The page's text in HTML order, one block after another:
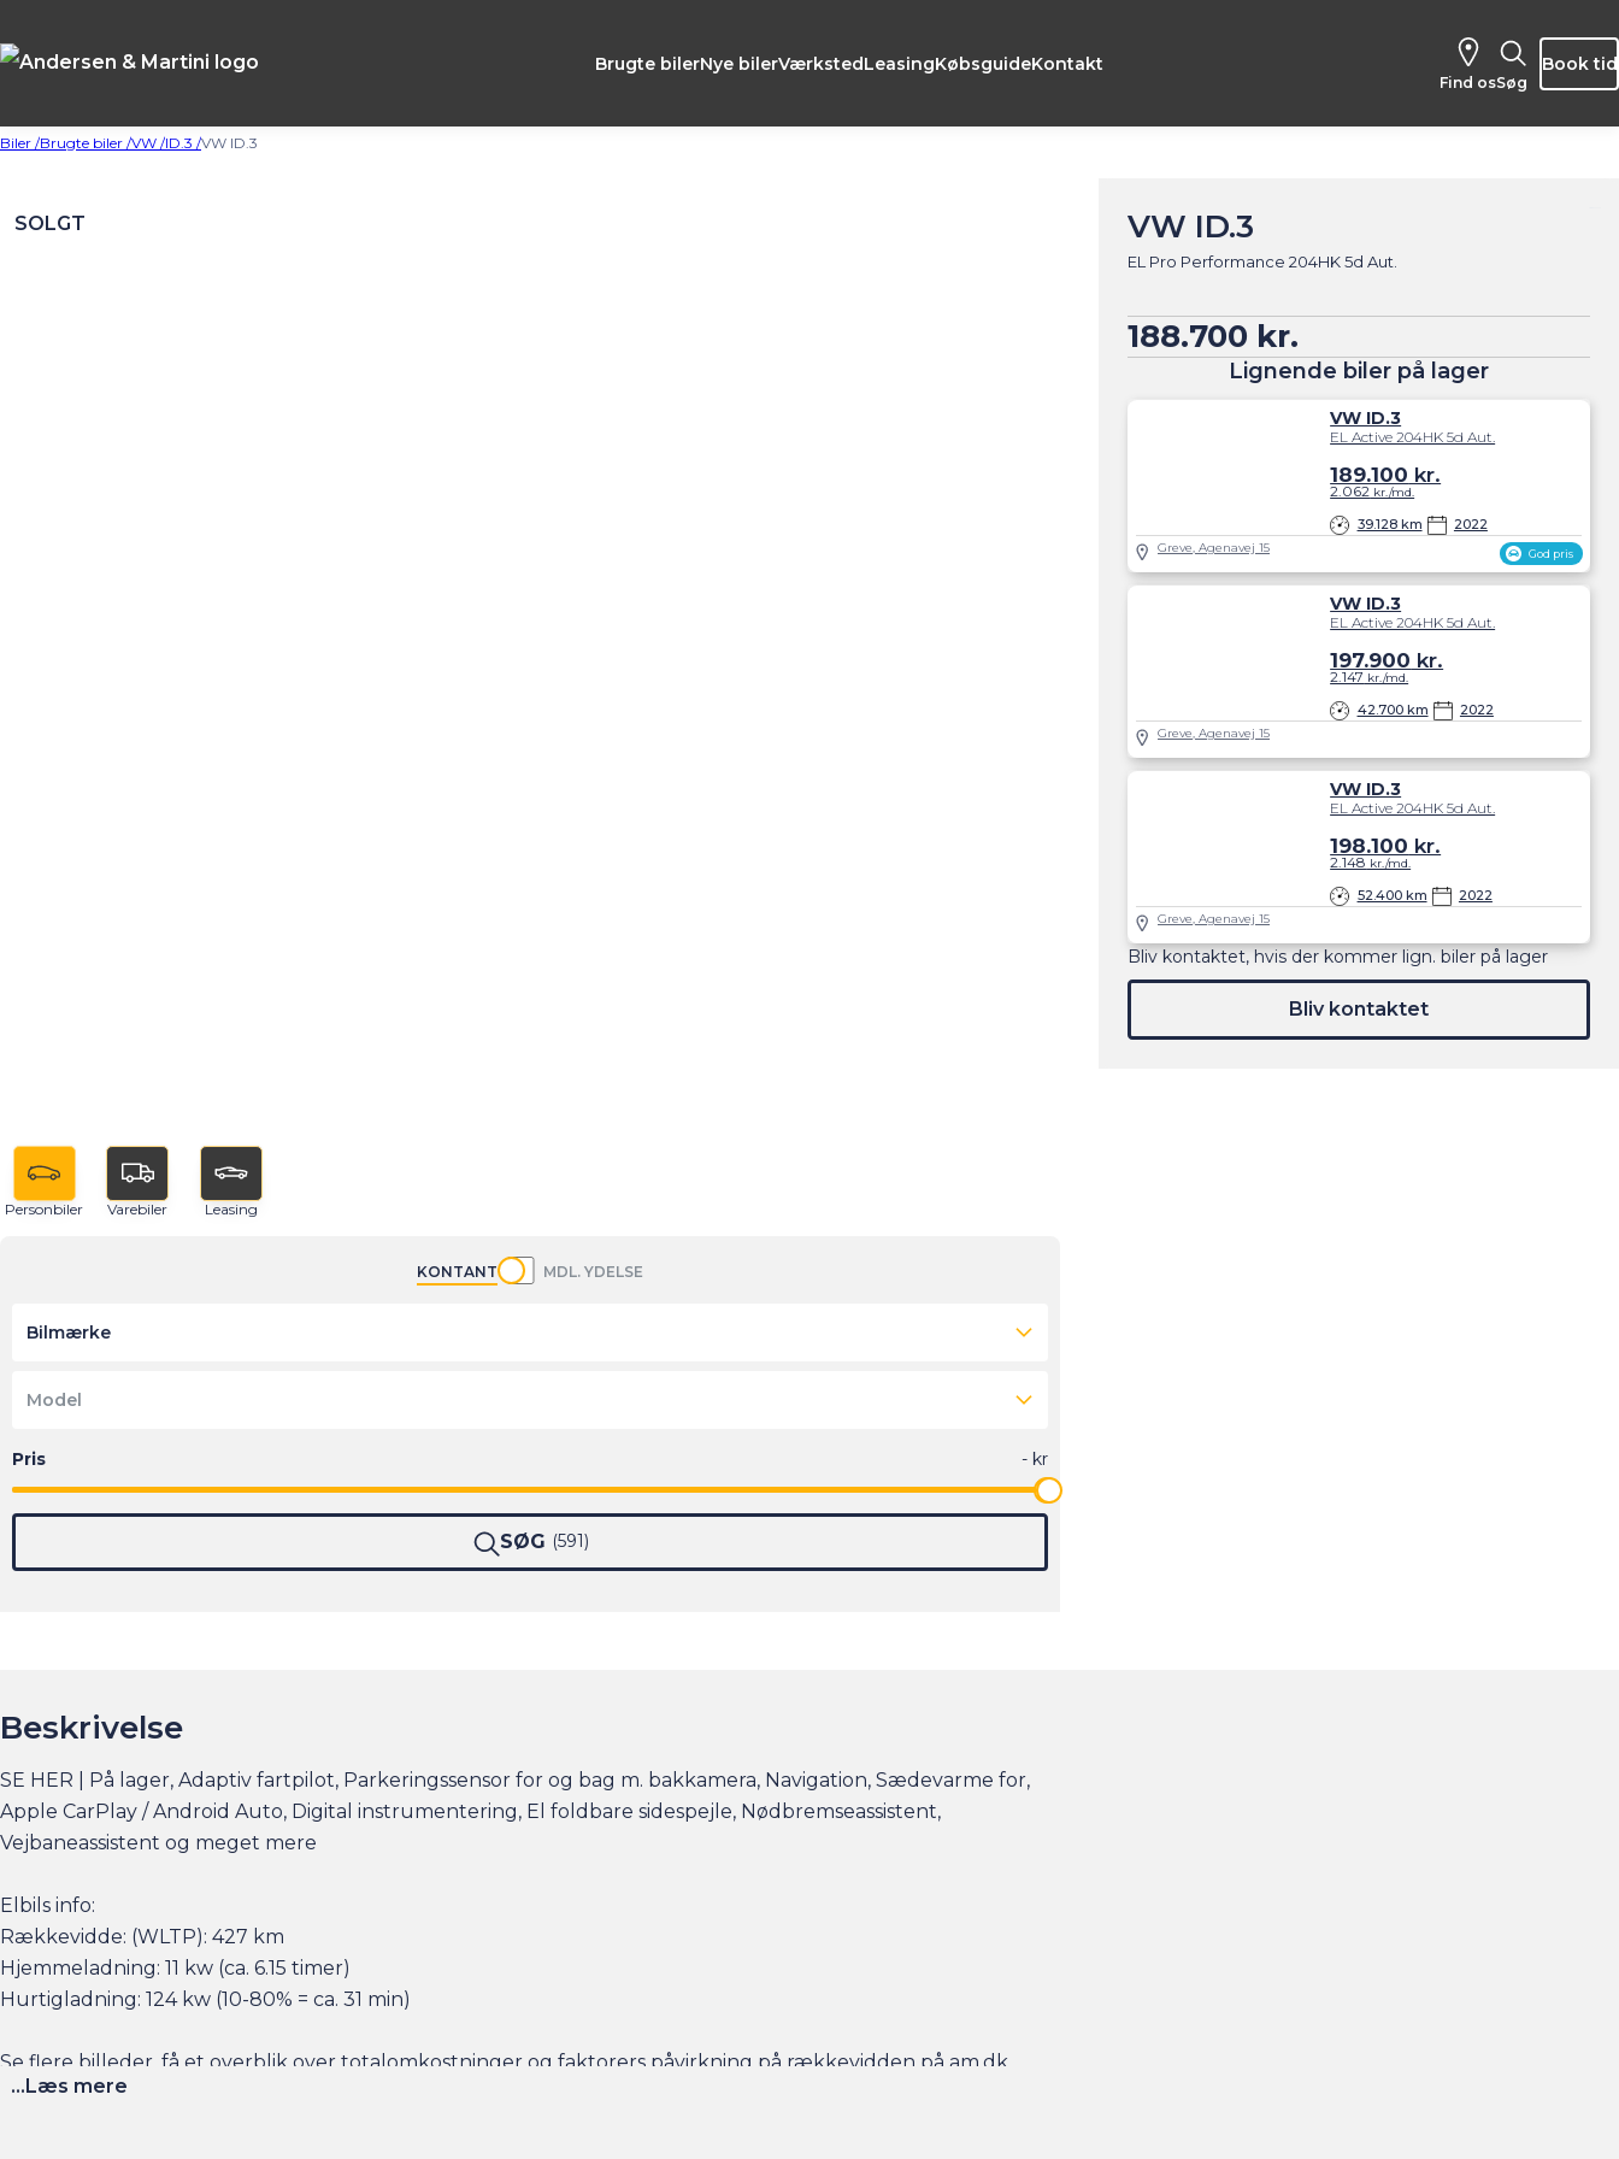
Brugte bilerNye bilerVærkstedLeasingKøbsguideKontakt
Find os Søg
Book tid
Biler /Brugte biler /VW /ID.3 /VW ID.3
SOLGT VW ID.3
EL Pro Performance 204HK 5d Aut.
188.700 kr.
Lignende biler på lager
God pris
VW ID.3
EL Active 204HK 5d Aut.
39.128 km 2022
189.100 kr.
2.062 kr./md.
Greve, Agenavej 15
VW ID.3
EL Active 204HK 5d Aut.
42.700 km 2022
197.900 kr.
2.147 kr./md.
Greve, Agenavej 15
VW ID.3
EL Active 204HK 5d Aut.
52.400 km 2022
198.100 kr.
2.148 kr./md.
Greve, Agenavej 15
Bliv kontaktet, hvis der kommer lign. biler på lager
Bliv kontaktet
Personbiler Varebiler Leasing
KONTANT MDL. YDELSE
Bilmærke
Model
SØG 591
Beskrivelse
SE HER | På lager, Adaptiv fartpilot, Parkeringssensor for og bag m. bakkamera, Navigation, Sædevarme for,
Apple CarPlay / Android Auto, Digital instrumentering, El foldbare sidespejle, Nødbremseassistent,
Vejbaneassistent og meget mere
Elbils info:
Rækkevidde: (WLTP): 427 km
Hjemmeladning: 11 kw (ca. 6.15 timer)
Hurtigladning: 124 kw (10-80% = ca. 31 min)
Se flere billeder, få et overblik over totalomkostninger og faktorers påvirkning på rækkevidden på am.dk
...Læs mere